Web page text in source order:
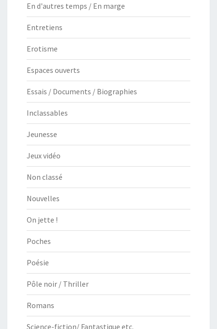
En d'autres temps / En marge
Entretiens
Erotisme
Espaces ouverts
Essais / Documents / Biographies
Inclassables
Jeunesse
Jeux vidéo
Non classé
Nouvelles
On jette !
Poches
Poésie
Pôle noir / Thriller
Romans
Science-fiction/ Fantastique etc.